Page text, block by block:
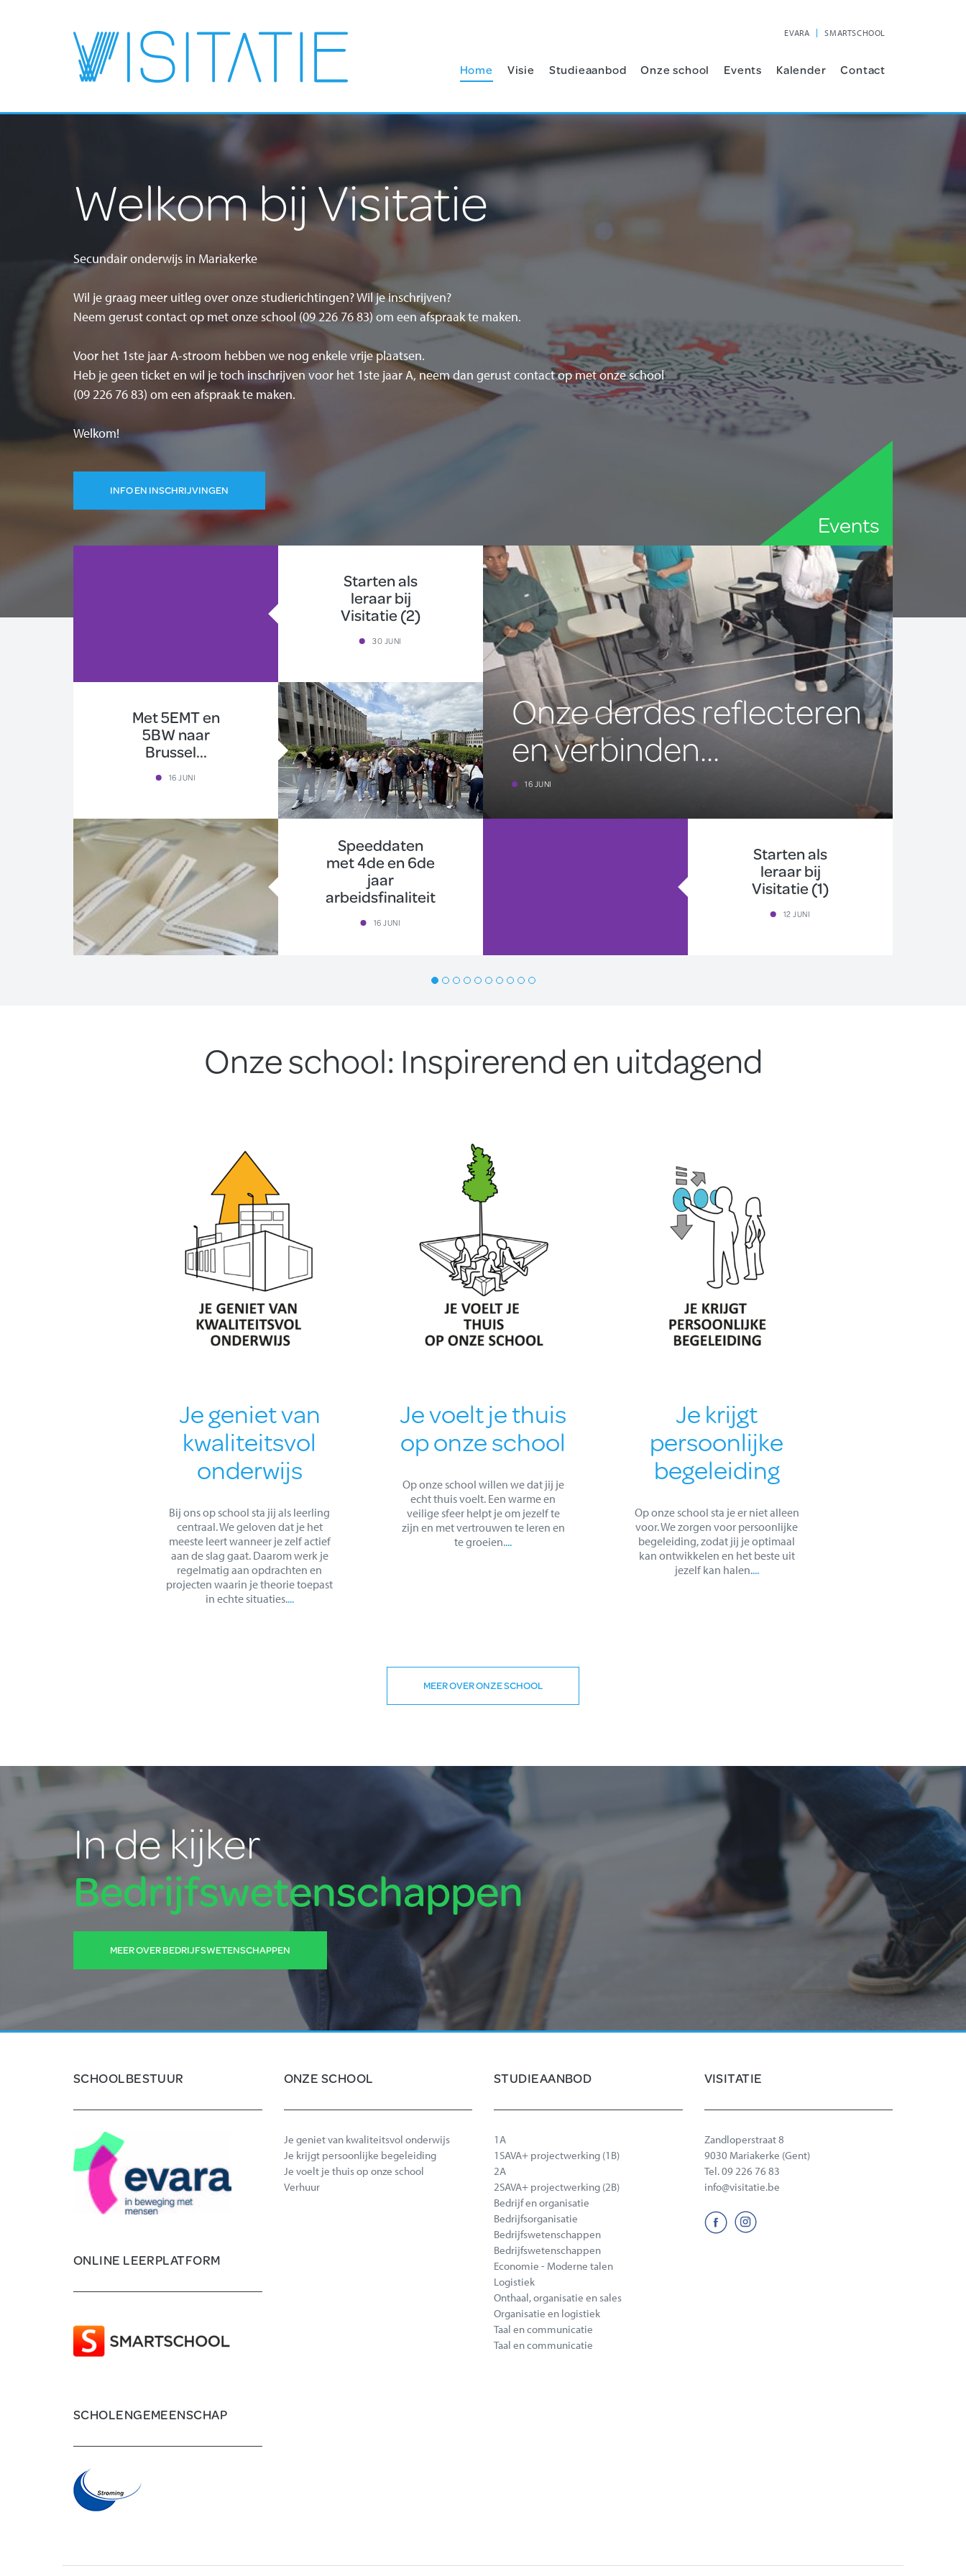
SMARTSCHOOL
EVARA
Home Visie Studieaanbod Onze school Events Kalender Contact
Welkom bij Visitatie
Secundair onderwijs in Mariakerke
Wil je graag meer uitleg over onze studierichtingen? Wil je inschrijven?
Neem gerust contact op met onze school (09 226 76 83) om een afspraak te maken.
Voor het 1ste jaar A-stroom hebben we nog enkele vrije plaatsen.
Heb je geen ticket en wil je toch inschrijven voor het 1ste jaar A, neem dan gerust contact op met onze school
(09 226 76 83) om een afspraak te maken.
Welkom!
INFO EN INSCHRIJVINGEN
Events
Starten als
leraar bij
Visitatie (2)
30 JUNI
Onze derdes reflecteren
en verbinden...
16 JUNI
Met 5EMT en
5BW naar
Brussel...
16 JUNI
Speeddaten
met 4de en 6de
jaar
arbeidsfinaliteit
16 JUNI
Starten als
leraar bij
Visitatie (1)
12 JUNI
Onze school: Inspirerend en uitdagend
Je geniet van
kwaliteitsvol
onderwijs
Bij ons op school sta jij als leerling
centraal. We geloven dat je het
meeste leert wanneer je zelf actief
aan de slag gaat. Daarom werk je
regelmatig aan opdrachten en
projecten waarin je theorie toepast
in echte situaties....
Je voelt je thuis
op onze school
Op onze school willen we dat jij je
echt thuis voelt. Een warme en
veilige sfeer helpt je om jezelf te
zijn en met vertrouwen te leren en
te groeien....
Je krijgt
persoonlijke
begeleiding
Op onze school sta je er niet alleen
voor. We zorgen voor persoonlijke
begeleiding, zodat jij je optimaal
kan ontwikkelen en het beste uit
jezelf kan halen....
MEER OVER ONZE SCHOOL
In de kijker
Bedrijfswetenschappen
MEER OVER BEDRIJFSWETENSCHAPPEN
SCHOOLBESTUUR
ONLINE LEERPLATFORM
SCHOLENGEMEENSCHAP
ONZE SCHOOL
Je geniet van kwaliteitsvol onderwijs
Je krijgt persoonlijke begeleiding
Je voelt je thuis op onze school
Verhuur
STUDIEAANBOD
1A
1SAVA+ projectwerking (1B)
2A
2SAVA+ projectwerking (2B)
Bedrijf en organisatie
Bedrijfsorganisatie
Bedrijfswetenschappen
Bedrijfswetenschappen
Economie - Moderne talen
Logistiek
Onthaal, organisatie en sales
Organisatie en logistiek
Taal en communicatie
Taal en communicatie
VISITATIE
Zandloperstraat 8
9030 Mariakerke (Gent)
Tel.09 226 76 83
info@visitatie.be